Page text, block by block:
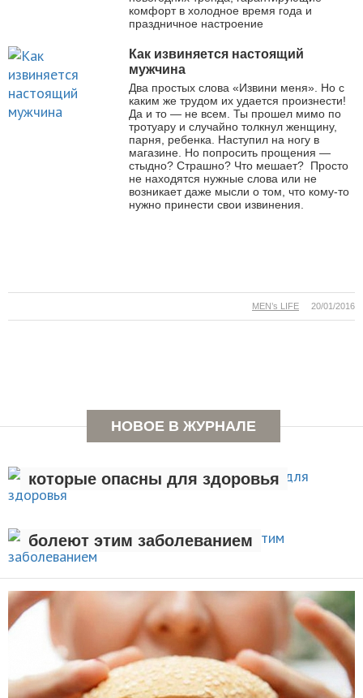
комфорт в холодное время года и
праздничное настроение
Как извиняется настоящий
мужчина
Два простых слова «Извини меня». Но с
каким же трудом их удается произнести!
Да и то — не всем. Ты прошел мимо по
тротуару и случайно толкнул женщину,
парня, ребенка. Наступил на ногу в
магазине. Но попросить прощения —
стыдно? Страшно? Что мешает? Просто
не находятся нужные слова или не
возникает даже мысли о том, что кому-то
нужно принести свои извинения.
20/01/2016
MEN’s LIFE
НОВОЕ В ЖУРНАЛЕ
которые опасны для здоровья
болеют этим заболеванием
НОВОСТИ